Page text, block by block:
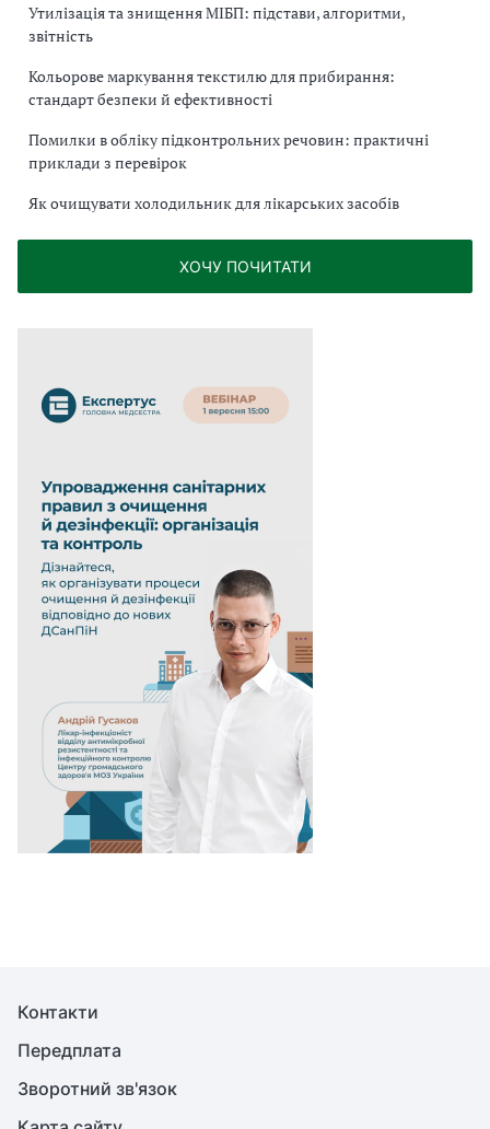
Утилізація та знищення МІБП: підстави, алгоритми,
звітність
Кольорове маркування текстилю для прибирання:
стандарт безпеки й ефективності
Помилки в обліку підконтрольних речовин: практичні
приклади з перевірок
Як очищувати холодильник для лікарських засобів
ХОЧУ ПОЧИТАТИ
Контакти
Передплата
Зворотний зв'язок